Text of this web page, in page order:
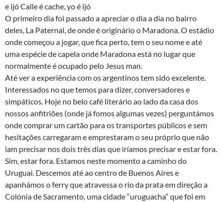
e ijó Calle é cache, yo é ijó
O primeiro dia foi passado a apreciar o dia a dia no bairro
deles, La Paternal, de onde é originário o Maradona. O estádio
onde começou a jogar, que fica perto, tem o seu nome e até
uma espécie de capela onde Maradona está no lugar que
normalmente é ocupado pelo Jesus man.
Até ver a experiência com os argentinos tem sido excelente.
Interessados no que temos para dizer, conversadores e
simpáticos. Hoje no belo café literário ao lado da casa dos
nossos anfitriões (onde já fomos algumas vezes) perguntámos
onde comprar um cartão para os transportes públicos e sem
hesitações carregaram e emprestaram o seu próprio que não
iam precisar nos dois três dias que iríamos precisar e estar fora.
Sim, estar fora. Estamos neste momento a caminho do
Uruguai. Descemos até ao centro de Buenos Aires e
apanhámos o ferry que atravessa o rio da prata em direção a
Colónia de Sacramento, uma cidade “uruguacha” que foi em